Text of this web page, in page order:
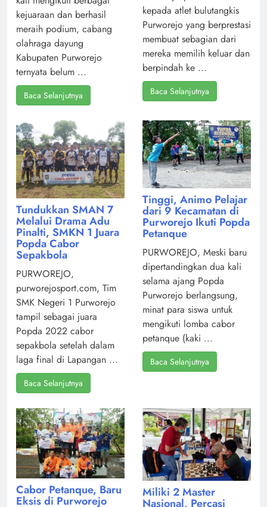
kejuaraan dan berhasil
meraih podium, cabang
olahraga dayung
Kabupaten Purworejo
ternyata belum ...
Baca Selanjutnya
kepada atlet bulutangkis
Purworejo yang berprestasi
membuat sebagian dari
mereka memilih keluar dan
berpindah ke ...
Baca Selanjutnya
Tundukkan SMAN 7
Melalui Drama Adu
Pinalti, SMKN 1 Juara
Popda Cabor
Sepakbola
PURWOREJO,
purworejosport.com, Tim
SMK Negeri 1 Purworejo
tampil sebagai juara
Popda 2022 cabor
sepakbola setelah dalam
laga final di Lapangan ...
Baca Selanjutnya
Tinggi, Animo Pelajar
dari 9 Kecamatan di
Purworejo Ikuti Popda
Petanque
PURWOREJO, Meski baru
dipertandingkan dua kali
selama ajang Popda
Purworejo berlangsung,
minat para siswa untuk
mengikuti lomba cabor
petanque (kaki ...
Baca Selanjutnya
Cabor Petanque, Baru
Eksis di Purworejo
Miliki 2 Master
Nasional, Percasi